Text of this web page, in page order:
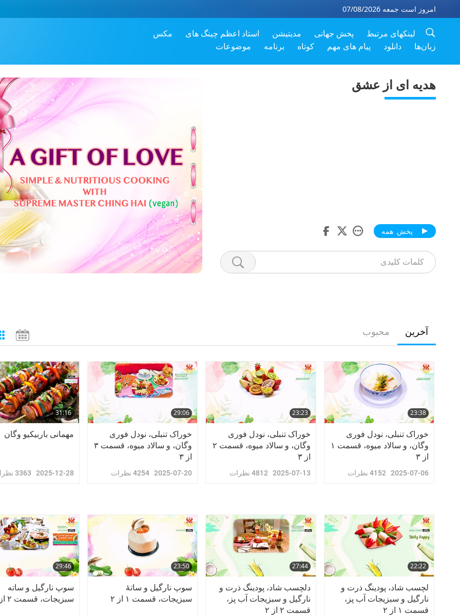
امروز است جمعه 07/08/2026
مکس استاد اعظم چینگ های مدیتیشن پخش جهانی
لینکهای مرتبط
موضوعات
برنامه کوتاه پیام های مهم دانلود زبان‌ها
هدیه ای از عشق
آخرین محبوب
31:16
مهمانی باربیکیو وگان
2025-12-28
3363
29:06
خوراک تنبلی، نودل فوری
وگان، و سالاد میوه، قسمت ۳
از ۳
2025-07-20
4254 نظرات
23:23
خوراک تنبلی، نودل فوری
وگان، و سالاد میوه، قسمت ۲
از ۳
2025-07-13
4812 نظرات
23:38
خوراک تنبلی، نودل فوری
وگان، و سالاد میوه، قسمت ۱
از ۳
2025-07-06
4152 نظرات
29:46
سوپ نارگیل و ساته
سبزیجات، قسمت ۲ از ۲
23:50
سوپ نارگیل و ساتۀ
سبزیجات، قسمت ۱ از ۲
27:44
دلچسب شاد، پودینگ ذرت و
نارگیل و سبزیجات آب‌ پز،
قسمت ۲ از ۲
22:22
لچسب شاد، پودینگ ذرت و
نارگیل و سبزیجات آب‌ پز،
قسمت ۱ از ۲